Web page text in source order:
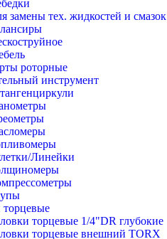
замены тех. жидкостей и смазок
роторные
инструмент
Линейки
торцевые
торцевые 1/4"DR глубокие
торцевые внешний TORX